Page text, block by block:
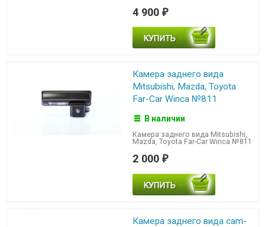
4 900 ₽
Камера заднего вида
Mitsubishi, Mazda, Toyota
Far-Car Winca №811
В наличии
Камера заднего вида Mitsubishi,
Mazda, Toyota Far-Car Winca №811
2 000 ₽
Камера заднего вида cam-